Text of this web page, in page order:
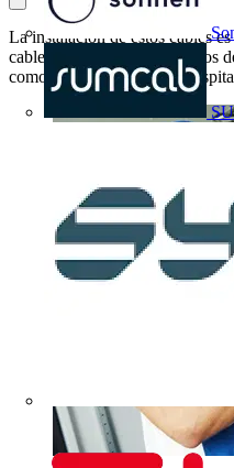
La instalación de estos cables
cableado de cuadros eléctricos
como: oficinas, escuelas,